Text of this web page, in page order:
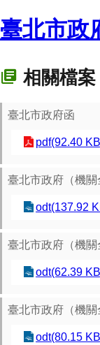
臺北市政
相關檔案
臺北市政府函
pdf(92.40
臺北市政府（機
odt(137.92
臺北市政府（機
odt(62.39
臺北市政府（機
odt(80.15